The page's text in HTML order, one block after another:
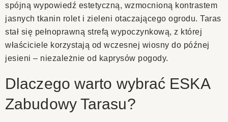
spójną wypowiedź estetyczną, wzmocnioną kontrastem
jasnych tkanin rolet i zieleni otaczającego ogrodu. Taras
stał się pełnoprawną strefą wypoczynkową, z której
właściciele korzystają od wczesnej wiosny do późnej
jesieni – niezależnie od kaprysów pogody.
Dlaczego warto wybrać ESKA
Zabudowy Tarasu?